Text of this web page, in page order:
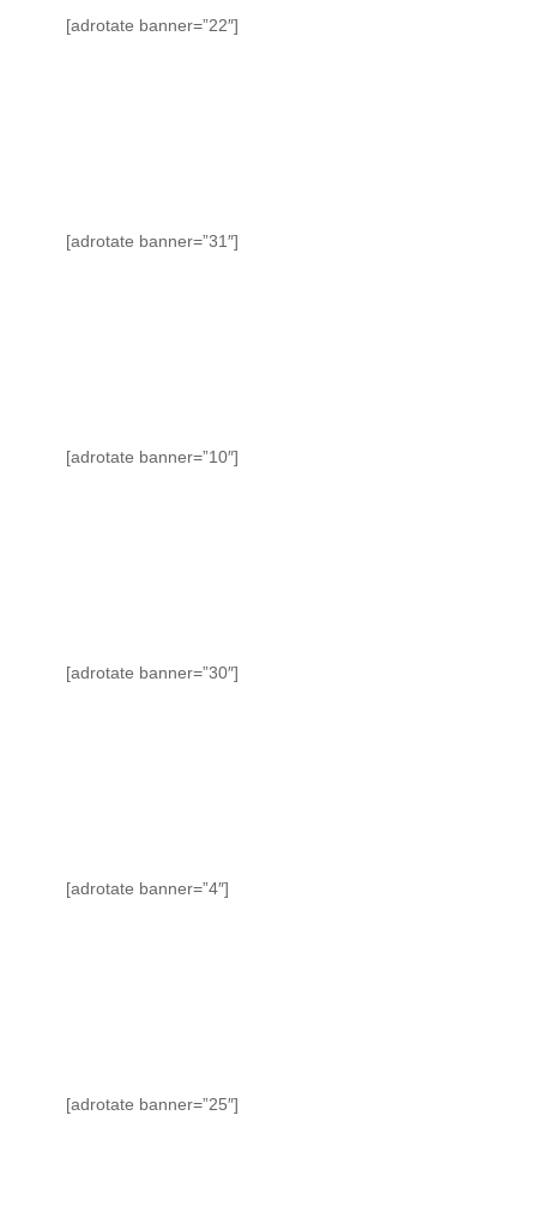
[adrotate banner=”22″]
[adrotate banner=”31″]
[adrotate banner=”10″]
[adrotate banner=”30″]
[adrotate banner=”4″]
[adrotate banner=”25″]